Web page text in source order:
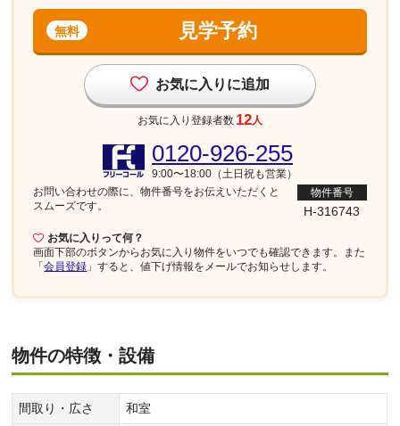
見学予約
無料
お気に入りに追加
お気に入り登録者数 12 人
お気に入りって何？
画面下部のボタンからお気に入り物件をいつでも確認できます。また
「会員登録 」すると、値下げ情報をメールでお知らせします。
0120-926-255
9:00〜18:00（土日祝も営業）
お問い合わせの際に、物件番号をお伝えいただくと
スムーズです。
物件番号
H-316743
物件の特徴・設備
間取り・広さ 和室